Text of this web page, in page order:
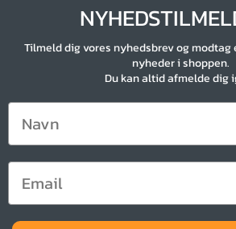
Tilmeld dig vores nyhedsbrev og
nyheder i shoppen.
Du kan altid afmelde dig